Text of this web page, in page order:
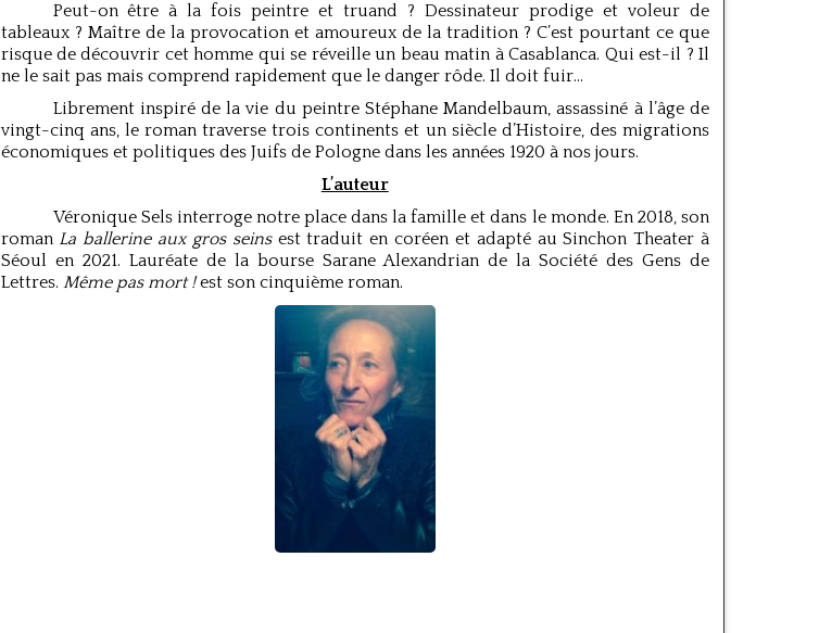
Peut-on être à la fois peintre et truand ? Dessinateur prodige et voleur de
tableaux ? Maître de la provocation et amoureux de la tradition ? C’est pourtant ce que
risque de découvrir cet homme qui se réveille un beau matin à Casablanca. Qui est-il ? Il
ne le sait pas mais comprend rapidement que le danger rôde. Il doit fuir…
Librement inspiré de la vie du peintre Stéphane Mandelbaum, assassiné à l’âge de
vingt-cinq ans, le roman traverse trois continents et un siècle d’Histoire, des migrations
économiques et politiques des Juifs de Pologne dans les années 1920 à nos jours.
L’auteur
Véronique Sels interroge notre place dans la famille et dans le monde. En 2018, son
roman La ballerine aux gros seinsest traduit en coréen et adapté au Sinchon Theater à
Séoul en 2021. Lauréate de la bourse Sarane Alexandrian de la Société des Gens de
Lettres. Même pas mort !est son cinquième roman.